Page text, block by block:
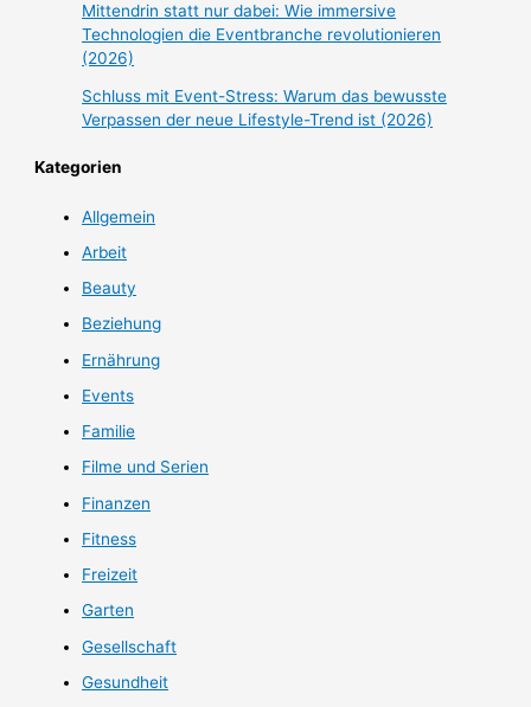
Mittendrin statt nur dabei: Wie immersive
Technologien die Eventbranche revolutionieren
(2026)
Schluss mit Event-Stress: Warum das bewusste
Verpassen der neue Lifestyle-Trend ist (2026)
Kategorien
Allgemein
Arbeit
Beauty
Beziehung
Ernährung
Events
Familie
Filme und Serien
Finanzen
Fitness
Freizeit
Garten
Gesellschaft
Gesundheit